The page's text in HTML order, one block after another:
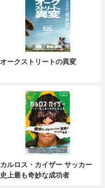
オークストリートの異変
カルロス・カイザー サッカー
史上最も奇妙な成功者